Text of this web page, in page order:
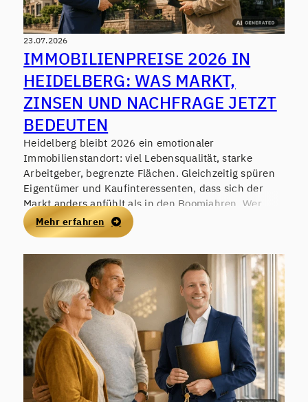
23.07.2026
IMMOBILIENPREISE 2026 IN
HEIDELBERG: WAS MARKT,
ZINSEN UND NACHFRAGE JETZT
BEDEUTEN
Heidelberg bleibt 2026 ein emotionaler
Immobilienstandort: viel Lebensqualität, starke
Arbeitgeber, begrenzte Flächen. Gleichzeitig spüren
Eigentümer und Kaufinteressenten, dass sich der
Markt anders anfühlt als in den Boomjahren. Wer
jetzt verkaufen, kaufen oder als Kapitalanleger
investieren möchte, braucht mehr als Bauchgefühl –
saubere Objektanalyse und ein realistischer Blick auf
Finanzierung und Nachfrage.
Mehr erfahren